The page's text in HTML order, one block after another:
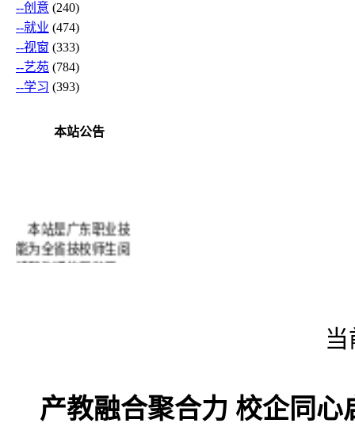
--创意 (240)
--就业 (474)
--视窗 (333)
--艺苑 (784)
--学习 (393)
本站公告
本站是广东职业技
能为全省技校师生阅
读和沟通的互动平
的批评和建议。
产教融合聚合力 校企同心